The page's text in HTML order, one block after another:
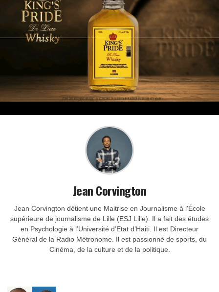
Jean Corvington
Jean Corvington détient une Maitrise en Journalisme à l'École
supérieure de journalisme de Lille (ESJ Lille). Il a fait des études
en Psychologie à l’Université d’Etat d’Haiti. Il est Directeur
Général de la Radio Métronome. Il est passionné de sports, du
Cinéma, de la culture et de la politique.